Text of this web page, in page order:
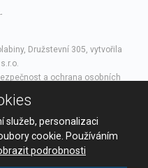
Družstevní 305, vytvořila
a ochrana osobních
služeb, personalizaci
cookie. Používáním
podrobnosti